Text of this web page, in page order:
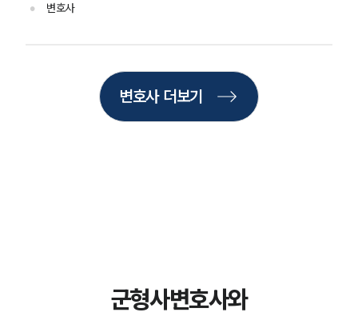
대륜의 강점
오시는 길
글로벌 파트너 로펌
고객의 소리
법률지식인
고객후기
변호사
변호사 더보기
군형사변호사와